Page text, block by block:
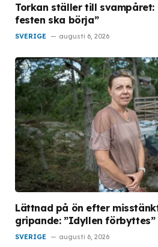
Torkan ställer till svampåret:
festen ska börja”
SVERIGE augusti 6, 2026
Lättnad på ön efter
gripande: ”Idyllen förbyttes”
SVERIGE augusti 6, 2026